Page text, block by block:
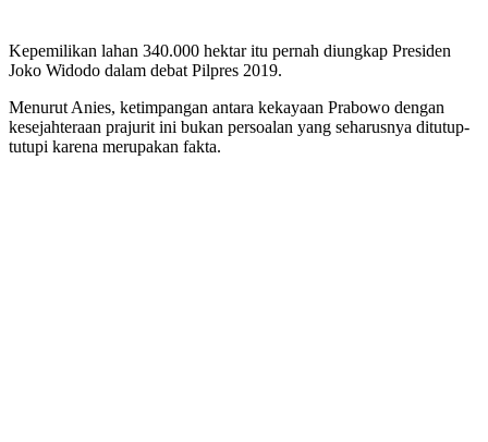
Kepemilikan lahan 340.000 hektar itu pernah diungkap Presiden
Joko Widodo dalam debat Pilpres 2019.
Menurut Anies, ketimpangan antara kekayaan Prabowo dengan
kesejahteraan prajurit ini bukan persoalan yang seharusnya ditutup-
tutupi karena merupakan fakta.